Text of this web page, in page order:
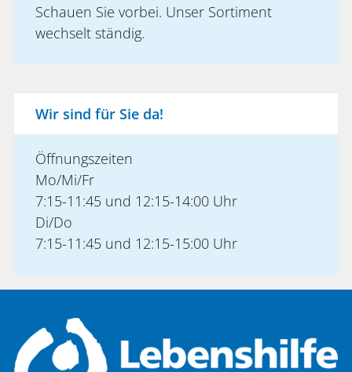
Schauen Sie vorbei. Unser Sortiment
wechselt ständig.
Wir sind für Sie da!
Öffnungszeiten
Mo/Mi/Fr
7:15-11:45 und 12:15-14:00 Uhr
Di/Do
7:15-11:45 und 12:15-15:00 Uhr